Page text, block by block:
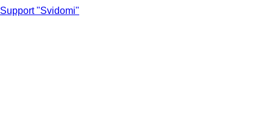
Support "Svidomi"